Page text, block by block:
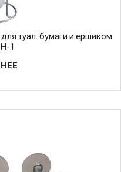
туал. бумаги и ершиком
1